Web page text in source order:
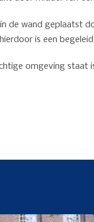
de wand geplaatst
is een
omgeving staat